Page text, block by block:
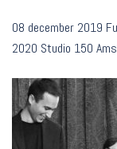
08 december
2020 Studio 150